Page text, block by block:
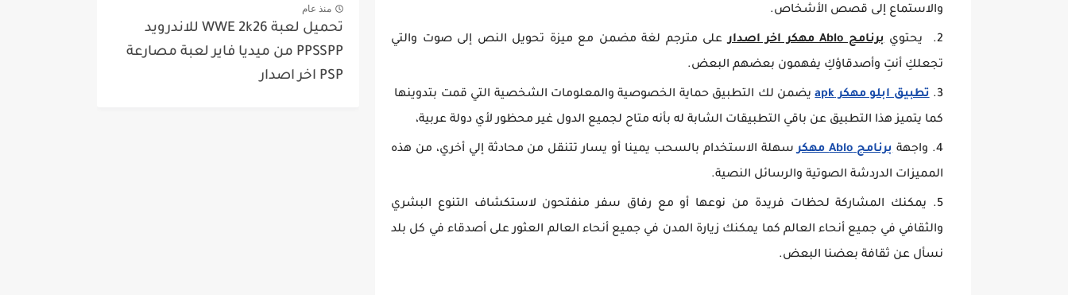
والاستماع إلى قصص الأشخاص.
يحتويبرنامج Ablo مهكر اخر اصدار
على مترجم لغة مضمن مع ميزة تحويل النص إلى صوت والتي
تجعلكِ أنتِ وأصدقاؤكِ يفهمون بعضهم البعض.
تطبيق ابلو مهكر apk
يضمن لك التطبيق حماية الخصوصية والمعلومات الشخصية التي قمت بتدوينها
كما يتميز هذا التطبيق عن باقي التطبيقات الشابة له بأنه متاح لجميع الدول غير محظور لأي دولة عربية،
واجهةبرنامج Ablo مهكر
سهلة الاستخدام بالسحب يمينا أو يسار تتنقل من محادثة إلي أخري، من هذه
المميزات الدردشة الصوتية والرسائل النصية.
يمكنك المشاركة لحظات فريدة من نوعها أو مع رفاق سفر منفتحون لاستكشاف التنوع البشري
والثقافي في جميع أنحاء العالم كما يمكنك زيارة المدن في جميع أنحاء العالم العثور على أصدقاء في كل بلد
نسأل عن ثقافة بعضنا البعض.
منذ عام
تحميل لعبة WWE 2k26 للاندرويد
PPSSPP من ميديا فاير لعبة مصارعة
PSP اخر اصدار